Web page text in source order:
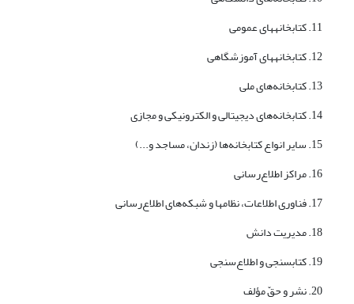
11. کتابخانه­های عمومی
12. کتابخانه­های آموزشگاهی
13. کتابخانه‌های ملی
14. کتابخانه‌های دیجیتالی و الکترونیکی و مجازی
15. سایر انواع کتابخانه‌ها (زندان، مساجد و...)
16. مراکز اطلاع‌رسانی
17. فناوری اطلاعات، نظامها و شبکه‌های اطلاع‌رسانی
18. مدیریت دانش
19. کتابسنجی و اطلاع‌سنجی
20. نشر و حقّ مؤلف